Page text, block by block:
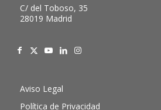
C/ del Toboso, 35
28019 Madrid
Aviso Legal
Política de Privacidad